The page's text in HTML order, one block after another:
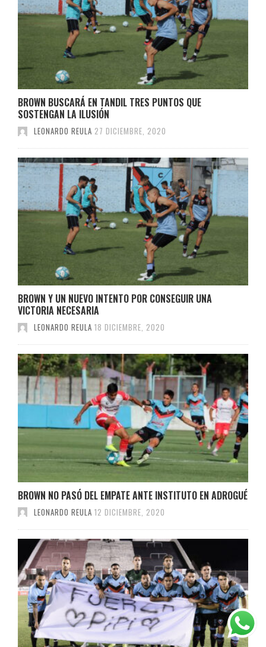
BROWN BUSCARÁ EN TANDIL TRES PUNTOS QUE
SOSTENGAN LA ILUSIÓN
LEONARDO REULA 27 DICIEMBRE, 2020
BROWN Y UN NUEVO INTENTO POR CONSEGUIR UNA
VICTORIA NECESARIA
LEONARDO REULA 18 DICIEMBRE, 2020
BROWN NO PASÓ DEL EMPATE ANTE INSTITUTO EN ADROGUÉ
LEONARDO REULA 12 DICIEMBRE, 2020